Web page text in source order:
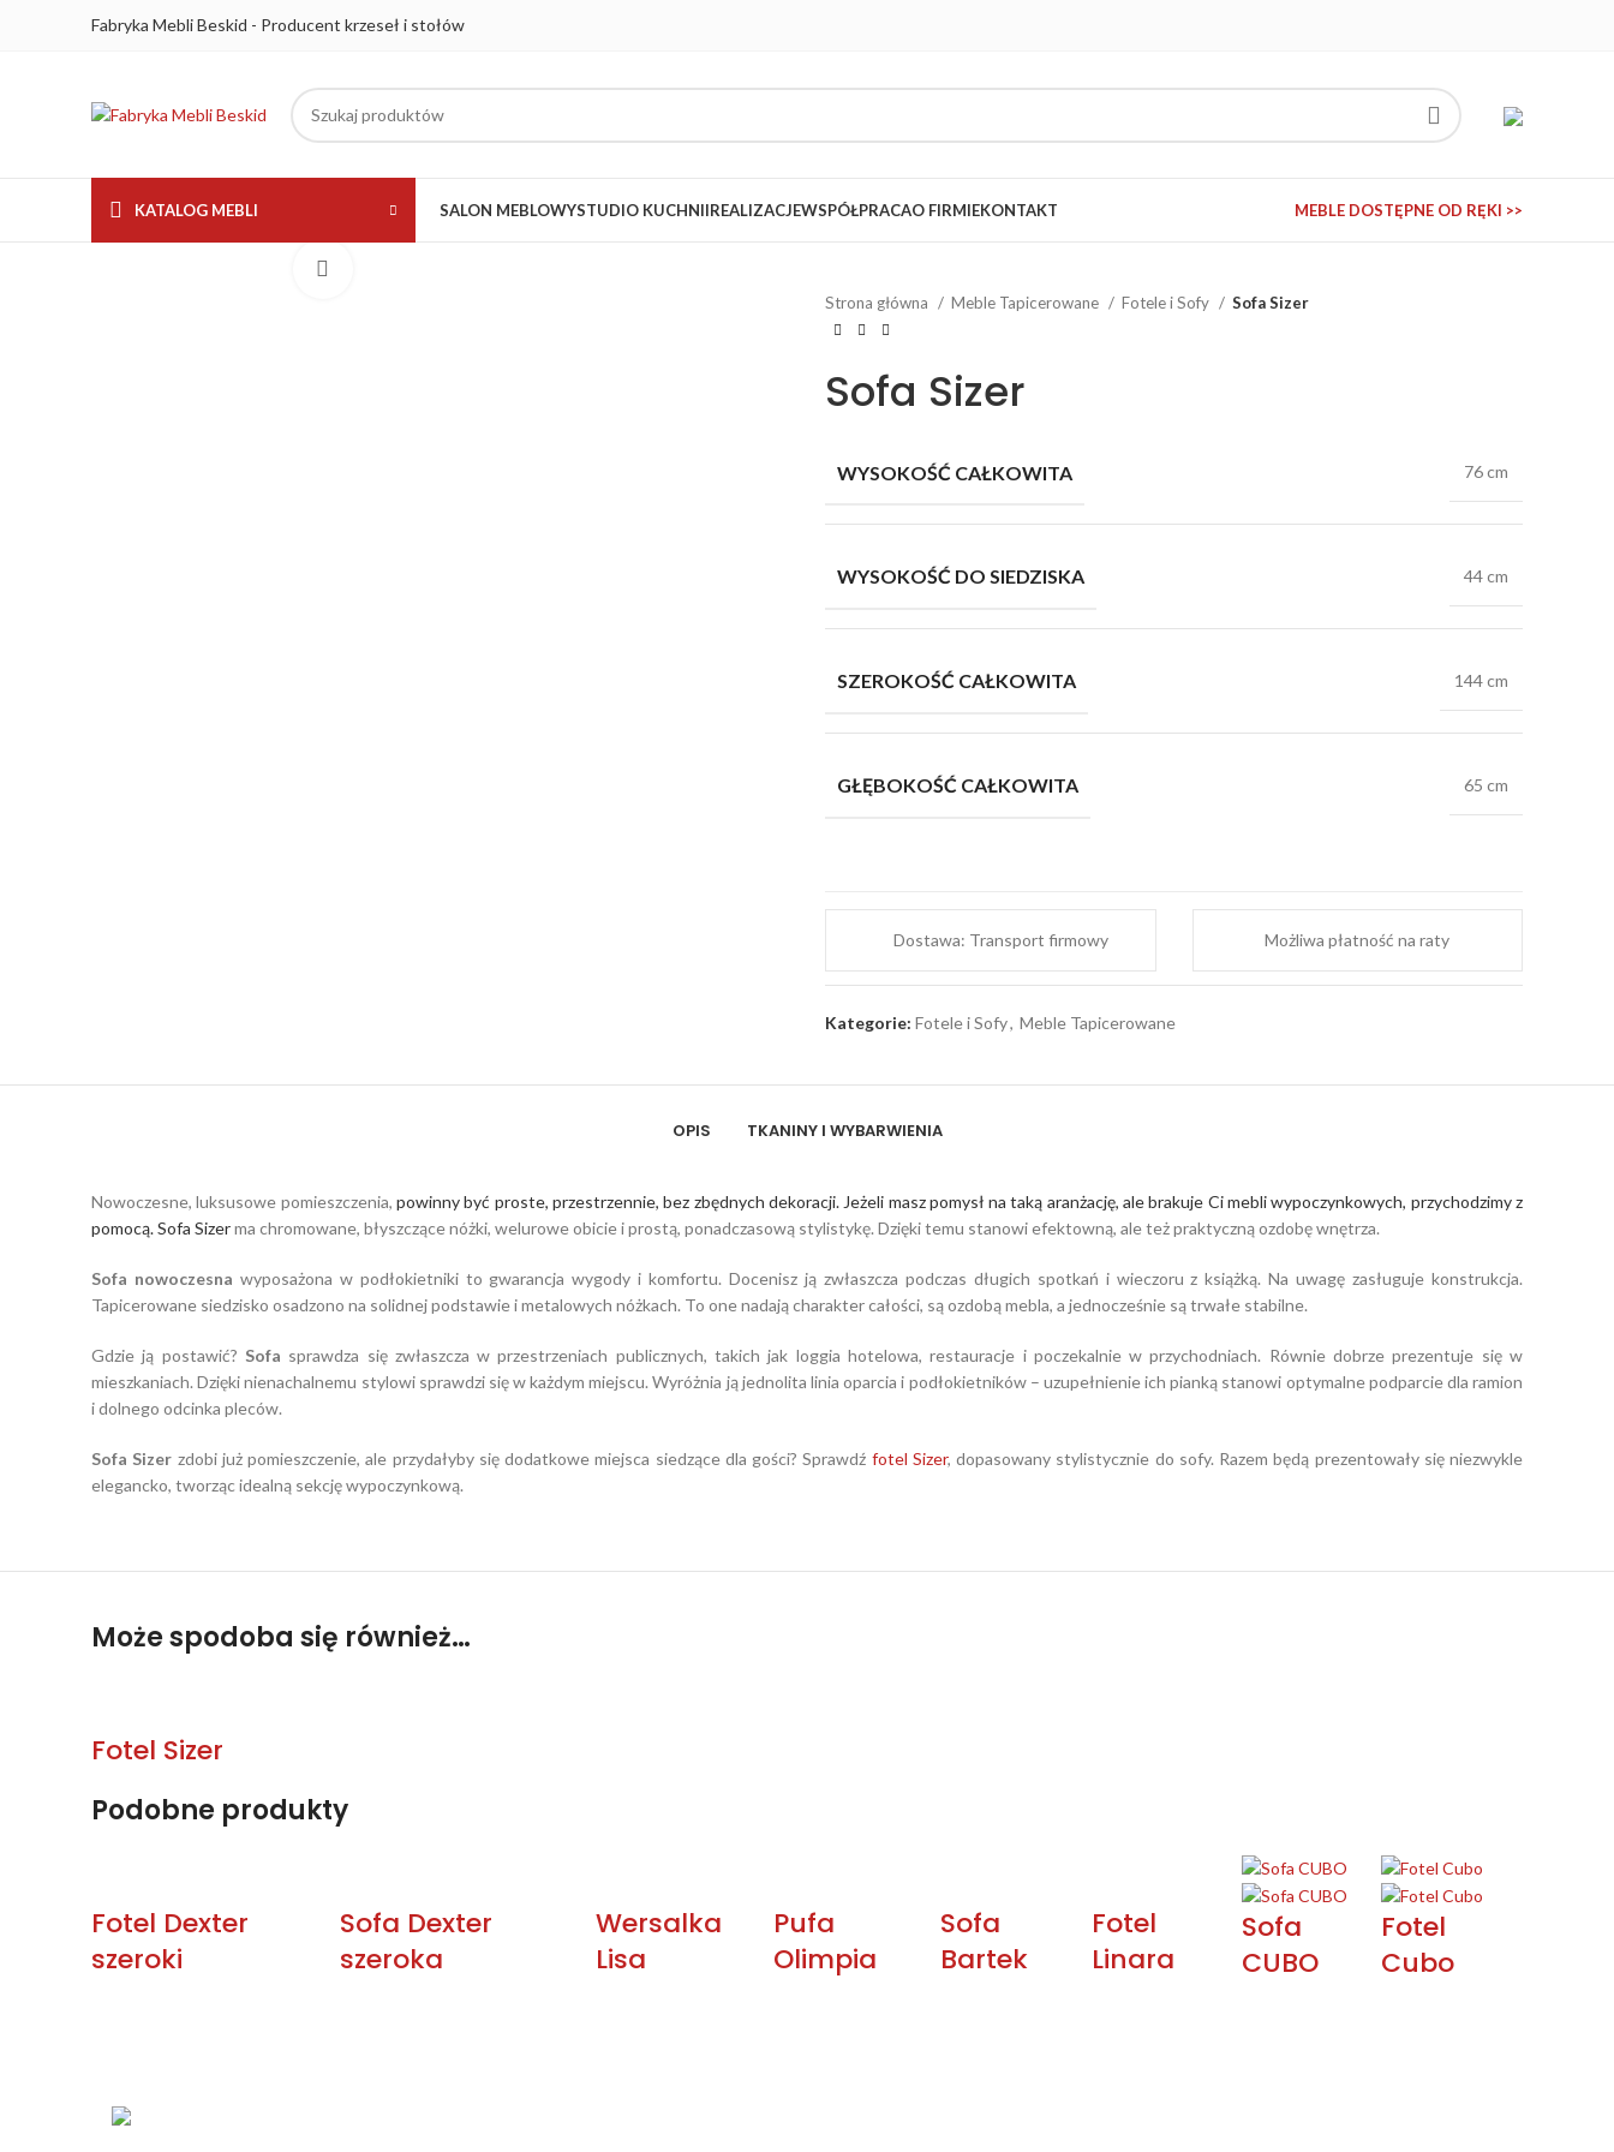
Fabryka Mebli Beskid - Producent krzeseł i stołów
KATALOG MEBLI SALON MEBLOWYSTUDIO KUCHNIIREALIZACJEWSPÓŁPRACAO FIRMIEKONTAKT MEBLE DOSTĘPNE OD RĘKI >>
Strona główna
Meble Tapicerowane Fotele i Sofy Sofa Sizer
Sofa Sizer
WYSOKOŚĆ CAŁKOWITA 76 cm
WYSOKOŚĆ DO SIEDZISKA 44 cm
SZEROKOŚĆ CAŁKOWITA 144 cm
GŁĘBOKOŚĆ CAŁKOWITA 65 cm
Dostawa: Transport firmowy Możliwa płatność na raty
Kategorie: Fotele i Sofy, Meble Tapicerowane
OPIS TKANINY I WYBARWIENIA
Nowoczesne, luksusowe pomieszczenia, powinny być proste, przestrzennie, bez zbędnych dekoracji. Jeżeli masz pomysł na taką aranżację, ale brakuje Ci mebli wypoczynkowych, przychodzimy z
pomocą.Sofa Sizerma chromowane, błyszczące nóżki, welurowe obicie i prostą, ponadczasową stylistykę. Dzięki temu stanowi efektowną, ale też praktyczną ozdobę wnętrza.
Sofa nowoczesna wyposażona w podłokietniki to gwarancja wygody i komfortu. Docenisz ją zwłaszcza podczas długich spotkań i wieczoru z książką. Na uwagę zasługuje konstrukcja.
Tapicerowane siedzisko osadzono na solidnej podstawie i metalowych nóżkach. To one nadają charakter całości, są ozdobą mebla, a jednocześnie są trwałe stabilne.
Gdzie ją postawić? Sofa sprawdza się zwłaszcza w przestrzeniach publicznych, takich jak loggia hotelowa, restauracje i poczekalnie w przychodniach. Równie dobrze prezentuje się w
mieszkaniach. Dzięki nienachalnemu stylowi sprawdzi się w każdym miejscu. Wyróżnia ją jednolita linia oparcia i podłokietników – uzupełnienie ich pianką stanowi optymalne podparcie dla ramion
i dolnego odcinka pleców.
Sofa Sizer zdobi już pomieszczenie, ale przydałyby się dodatkowe miejsca siedzące dla gości? Sprawdź fotel Sizer, dopasowany stylistycznie do sofy. Razem będą prezentowały się niezwykle
elegancko, tworząc idealną sekcję wypoczynkową.
Może spodoba się również…
Fotel Sizer
Podobne produkty
Fotel Dexter
szeroki
Sofa Dexter
szeroka
Wersalka
Lisa
Pufa
Olimpia
Sofa
Bartek
Fotel
Linara
Sofa
CUBO
Fotel
Cubo